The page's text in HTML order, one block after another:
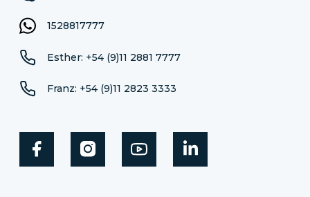
1528817777
Esther: +54 (9)11 2881 7777
Franz: +54 (9)11 2823 3333